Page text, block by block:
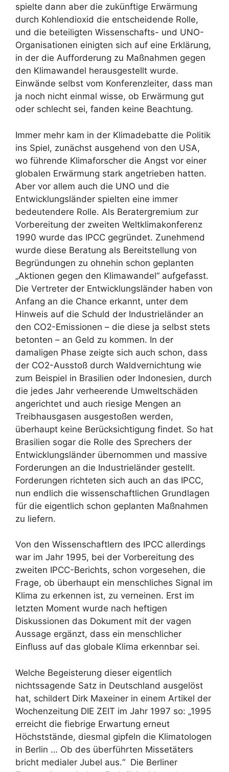
spielte dann aber die zukünftige Erwärmung
durch Kohlendioxid die entscheidende Rolle,
und die beteiligten Wissenschafts- und UNO-
Organisationen einigten sich auf eine Erklärung,
in der die Aufforderung zu Maßnahmen gegen
den Klimawandel herausgestellt wurde.
Einwände selbst vom Konferenzleiter, dass man
ja noch nicht einmal wisse, ob Erwärmung gut
oder schlecht sei, fanden keine Beachtung.
Immer mehr kam in der Klimadebatte die Politik
ins Spiel, zunächst ausgehend von den USA,
wo führende Klimaforscher die Angst vor einer
globalen Erwärmung stark angetrieben hatten.
Aber vor allem auch die UNO und die
Entwicklungsländer spielten eine immer
bedeutendere Rolle. Als Beratergremium zur
Vorbereitung der zweiten Weltklimakonferenz
1990 wurde das IPCC gegründet. Zunehmend
wurde diese Beratung als Bereitstellung von
Begründungen zu ohnehin schon geplanten
„Aktionen gegen den Klimawandel“ aufgefasst.
Die Vertreter der Entwicklungsländer haben von
Anfang an die Chance erkannt, unter dem
Hinweis auf die Schuld der Industrieländer an
den CO2-Emissionen – die diese ja selbst stets
betonten – an Geld zu kommen. In der
damaligen Phase zeigte sich auch schon, dass
der CO2-Ausstoß durch Waldvernichtung wie
zum Beispiel in Brasilien oder Indonesien, durch
die jedes Jahr verheerende Umweltschäden
angerichtet und auch riesige Mengen an
Treibhausgasen ausgestoßen werden,
überhaupt keine Berücksichtigung findet. So hat
Brasilien sogar die Rolle des Sprechers der
Entwicklungsländer übernommen und massive
Forderungen an die Industrieländer gestellt.
Forderungen richteten sich auch an das IPCC,
nun endlich die wissenschaftlichen Grundlagen
für die eigentlich schon geplanten Maßnahmen
zu liefern.
Von den Wissenschaftlern des IPCC allerdings
war im Jahr 1995, bei der Vorbereitung des
zweiten IPCC-Berichts, schon vorgesehen, die
Frage, ob überhaupt ein menschliches Signal im
Klima zu erkennen ist, zu verneinen. Erst im
letzten Moment wurde nach heftigen
Diskussionen das Dokument mit der vagen
Aussage ergänzt, dass ein menschlicher
Einfluss auf das globale Klima erkennbar sei.
Welche Begeisterung dieser eigentlich
nichtssagende Satz in Deutschland ausgelöst
hat, schildert Dirk Maxeiner in einem Artikel der
Wochenzeitung DIE ZEIT im Jahr 1997 so: „1995
erreicht die fiebrige Erwartung erneut
Höchststände, diesmal gipfeln die Klimatologen
in Berlin … Ob des überführten Missetäters
bricht medialer Jubel aus.“ Die Berliner